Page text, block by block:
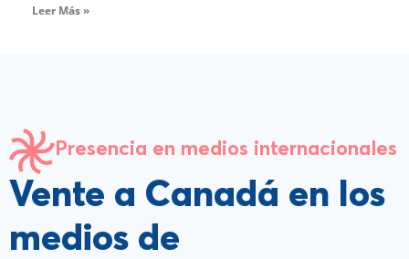
Leer Más »
Presencia en medios internacionales
Vente a Canadá en los
medios de